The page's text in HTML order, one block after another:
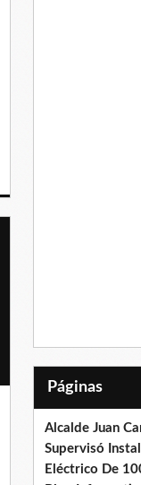
Páginas
Alcalde Juan
Supervisó
Eléctrico De